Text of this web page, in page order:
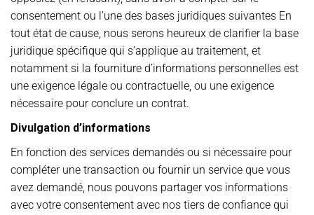
consentement ou l’une des bases juridiques suivantes En
tout état de cause, nous serons heureux de clarifier la base
juridique spécifique qui s’applique au traitement, et
notamment si la fourniture d’informations personnelles est
une exigence légale ou contractuelle, ou une exigence
nécessaire pour conclure un contrat.
Divulgation d’informations
En fonction des services demandés ou si nécessaire pour
compléter une transaction ou fournir un service que vous
avez demandé, nous pouvons partager vos informations
avec votre consentement avec nos tiers de confiance qui